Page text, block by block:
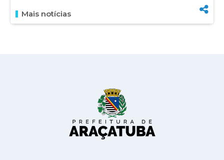
Mais notícias